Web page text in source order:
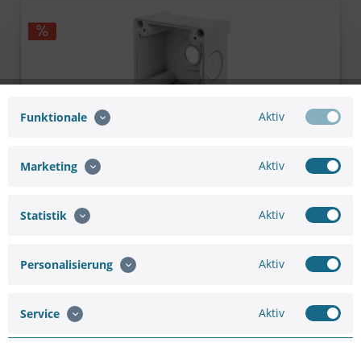
Funktionale Aktiv
Marketing Aktiv
Statistik Aktiv
Personalisierung Aktiv
Service Aktiv